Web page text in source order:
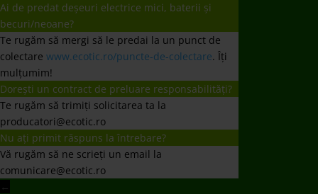
Ai de predat deșeuri electrice mici, baterii și
becuri/neoane?
Te rugăm să mergi să le predai la un punct de
colectare www.ecotic.ro/puncte-de-colectare. Îți
mulțumim!
Dorești un contract de preluare responsabilități?
Te rugăm să trimiți solicitarea ta la
producatori@ecotic.ro
Nu ați primit răspuns la întrebare?
Vă rugăm să ne scrieți un email la
comunicare@ecotic.ro
←